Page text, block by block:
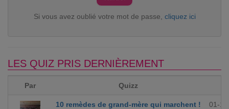
Si vous avez oublié votre mot de passe, cliquez ici
LES QUIZ PRIS DERNIÈREMENT
Par Quizz
10 remèdes de grand-mère qui marchent ! 01-